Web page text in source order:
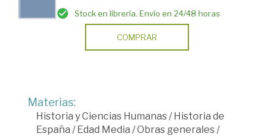
Stock en librería. Envío en 24/48 horas
COMPRAR
Materias:
Historia y Ciencias Humanas/Historia de
España /Edad Media /Obras generales/